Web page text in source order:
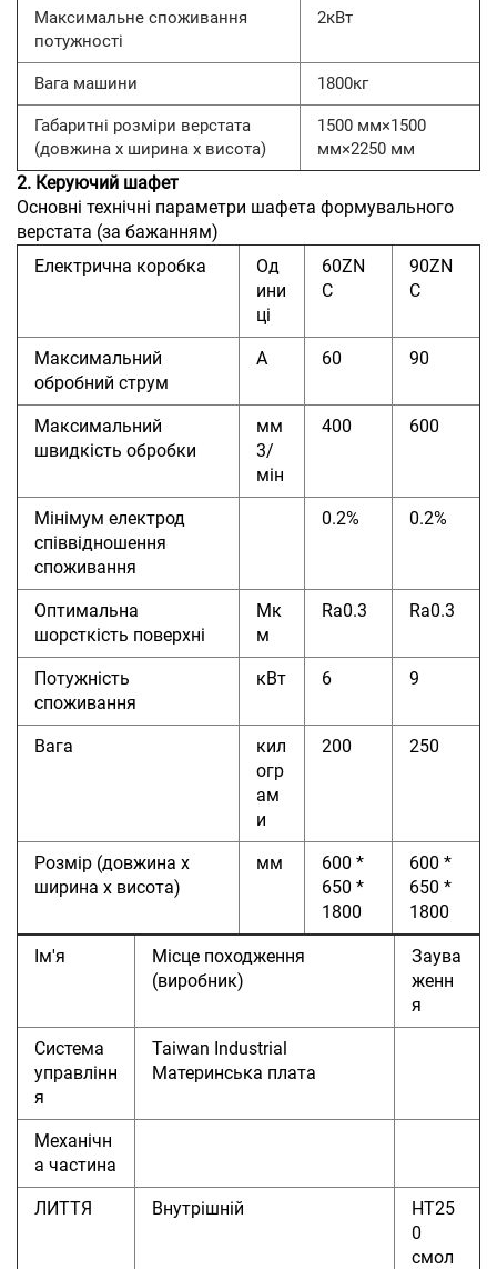
Максимальне споживання
потужності
2кВт
Вага машини 1800кг
Габаритні розміри верстата
(довжина x ширина x висота)
1500 мм×1500
мм×2250 мм
2. Керуючий шафет
Основні технічні параметри шафета формувального
верстата (за бажанням)
Електрична коробка
Од
ини
ці
60ZN
C
90ZN
C
Максимальний
обробний струм
А 60 90
Максимальний
швидкість обробки
мм
3/
мін
400 600
Мінімум електрод
співвідношення
споживання
0.2% 0.2%
Оптимальна
шорсткість поверхні
Мк
м
Ra0.3 Ra0.3
Потужність
споживання
кВт 6 9
Вага
кил
огр
ам
и
200 250
Розмір (довжина x
ширина x висота)
мм
600 *
650 *
1800
600 *
650 *
1800
Ім'я
Місце походження
(виробник)
Заува
женн
я
Система
управлінн
я
Taiwan Industrial
Материнська плата
Механічн
а частина
ЛИТТЯ Внутрішній
HT25
0
смол